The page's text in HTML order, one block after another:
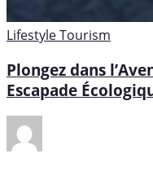
LifestyleTourism
Plongez dans
Escapade